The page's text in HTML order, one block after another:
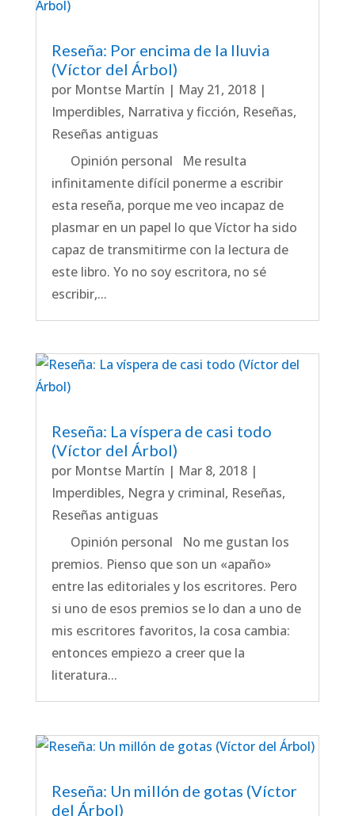
Reseña: Por encima de la lluvia
(Víctor del Árbol)
por Montse Martín | May 21, 2018|
Imperdibles, Narrativa y ficción, Reseñas,
Reseñas antiguas
Opinión personal Me resulta
infinitamente difícil ponerme a escribir
esta reseña, porque me veo incapaz de
plasmar en un papel lo que Víctor ha sido
capaz de transmitirme con la lectura de
este libro. Yo no soy escritora, no sé
escribir,...
Reseña: La víspera de casi todo
(Víctor del Árbol)
por Montse Martín | Mar 8, 2018|
Imperdibles, Negra y criminal, Reseñas,
Reseñas antiguas
Opinión personal No me gustan los
premios. Pienso que son un «apaño»
entre las editoriales y los escritores. Pero
si uno de esos premios se lo dan a uno de
mis escritores favoritos, la cosa cambia:
entonces empiezo a creer que la
literatura...
Reseña: Un millón de gotas (Víctor
del Árbol)